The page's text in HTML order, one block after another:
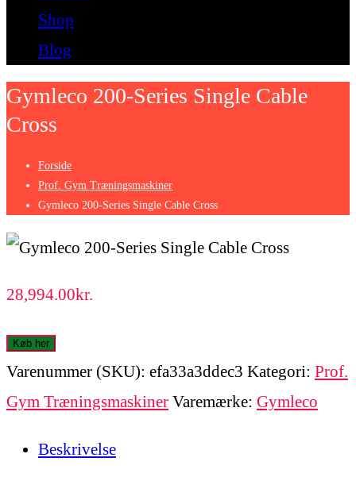
Shop
Blog
Gymleco 200-Series Single Cable
Cross
Forside
Prof. Gym Træningsmaskiner
Gymleco 200-Series Single Cable Cross
28,994.00kr.
Køb her
Varenummer (SKU): efa33a3ddec3 Kategori: Prof.
Gym Træningsmaskiner Varemærke: Gymleco
Beskrivelse